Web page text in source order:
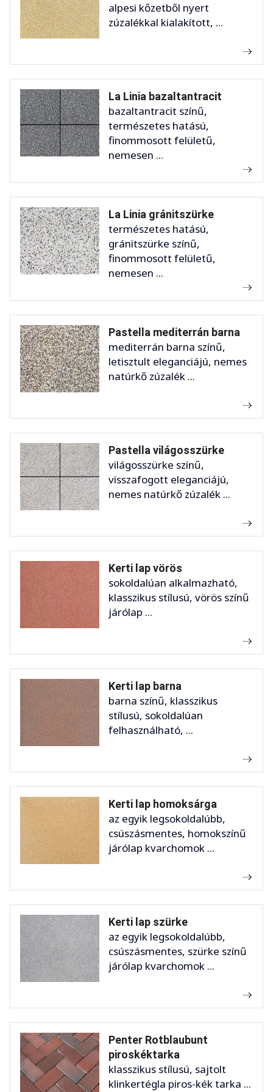
alpesi kőzetből nyert
zúzalékkal kialakított, ...
La Linia bazaltantracit
bazaltantracit színű,
természetes hatású,
finommosott felületű,
nemesen ...
La Linia gránitszürke
természetes hatású,
gránitszürke színű,
finommosott felületű,
nemesen ...
Pastella mediterrán barna
mediterrán barna színű,
letisztult eleganciájú, nemes
natúrkő zúzalék ...
Pastella világosszürke
világosszürke színű,
visszafogott eleganciájú,
nemes natúrkő zúzalék ...
Kerti lap vörös
sokoldalúan alkalmazható,
klasszikus stílusú, vörös színű
járólap ...
Kerti lap barna
barna színű, klasszikus
stílusú, sokoldalúan
felhasználható, ...
Kerti lap homoksárga
az egyik legsokoldalúbb,
csúszásmentes, homokszínű
járólap kvarchomok ...
Kerti lap szürke
az egyik legsokoldalúbb,
csúszásmentes, szürke színű
járólap kvarchomok ...
Penter Rotblaubunt
piroskéktarka
klasszikus stílusú, sajtolt
klinkertégla piros-kék tarka ...